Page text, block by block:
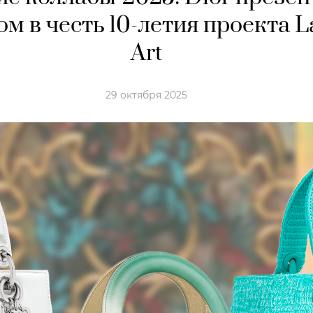
в честь 10-летия проекта
Art
29 октября 2025